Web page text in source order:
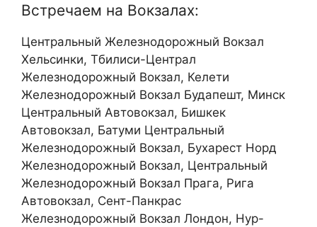
Встречаем на Вокзалах:
Центральный Железнодорожный Вокзал
Хельсинки, Тбилиси-Централ
Железнодорожный Вокзал, Келети
Железнодорожный Вокзал Будапешт, Минск
Центральный Автовокзал, Бишкек
Автовокзал, Батуми Центральный
Железнодорожный Вокзал, Бухарест Норд
Железнодорожный Вокзал, Центральный
Железнодорожный Вокзал Прага, Рига
Автовокзал, Сент-Панкрас
Железнодорожный Вокзал Лондон, Нур-